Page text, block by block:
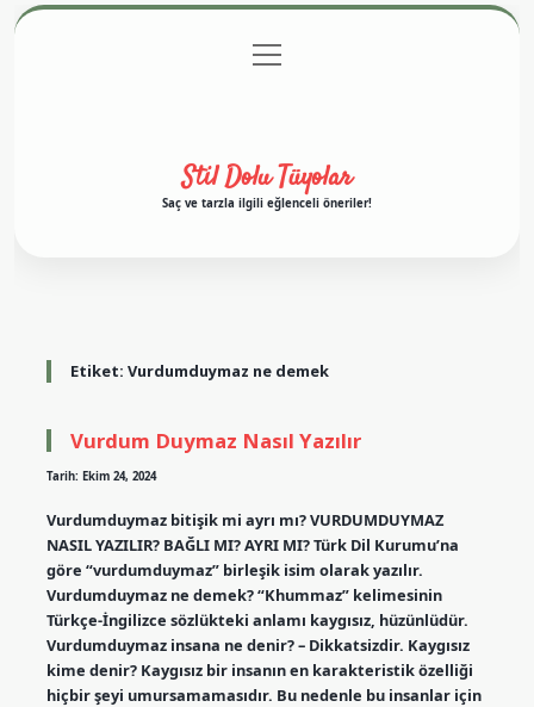
Gizlilik Politikası
menüyü
aç
Stil Dolu Tüyolar
Saç ve tarzla ilgili eğlenceli öneriler!
Etiket: Vurdumduymaz ne demek
Vurdum Duymaz Nasıl Yazılır
Tarih: Ekim 24, 2024
Vurdumduymaz bitişik mi ayrı mı? VURDUMDUYMAZ
NASIL YAZILIR? BAĞLI MI? AYRI MI? Türk Dil Kurumu’na
göre “vurdumduymaz” birleşik isim olarak yazılır.
Vurdumduymaz ne demek? “Khummaz” kelimesinin
Türkçe-İngilizce sözlükteki anlamı kaygısız, hüzünlüdür.
Vurdumduymaz insana ne denir? – Dikkatsizdir. Kaygısız
kime denir? Kaygısız bir insanın en karakteristik özelliği
hiçbir şeyi umursamamasıdır. Bu nedenle bu insanlar için